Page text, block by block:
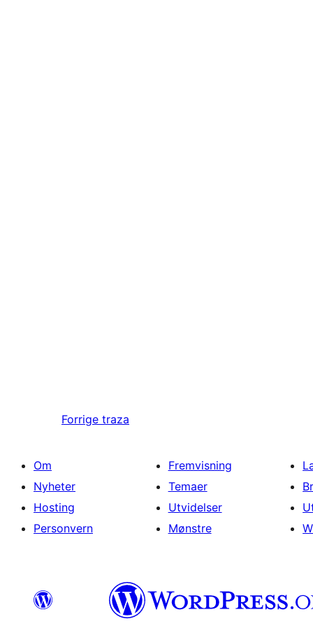
Forrige traza
Om
Nyheter
Hosting
Personvern
Fremvisning
Temaer
Utvidelser
Mønstre